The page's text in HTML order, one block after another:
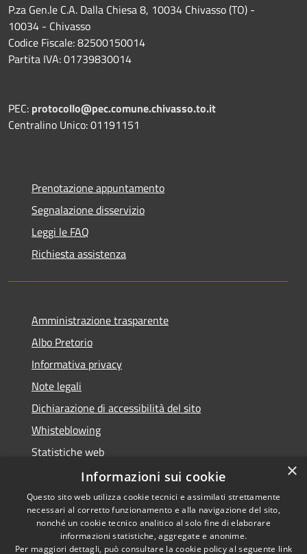
P.za Gen.le C.A. Dalla Chiesa 8, 10034 Chivasso (TO) -
10034 - Chivasso
Codice Fiscale: 82500150014
Partita IVA: 01739830014
PEC: protocollo@pec.comune.chivasso.to.it
Centralino Unico: 01191151
Prenotazione appuntamento
Segnalazione disservizio
Leggi le FAQ
Richiesta assistenza
Amministrazione trasparente
Albo Pretorio
Informativa privacy
Note legali
Dichiarazione di accessibilità del sito
Whisteblowing
Statistiche web
Segnalazioni di non conformità
RSS
Copyright © 2026 • Town of •
×
Informazioni sui cookie
Questo sito web utilizza cookie tecnici e assimilati strettamente
necessari al corretto funzionamento e alla navigazione del sito,
nonché un cookie tecnico analitico al solo fine di elaborare
informazioni statistiche, aggregate e anonime.
Per maggiori dettagli, può consultare la cookie policy al seguente link